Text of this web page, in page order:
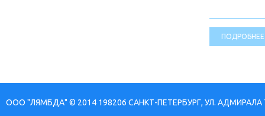
ПОДРОБНЕЕ
ООО "ЛЯМБДА" © 2014 198206 САНКТ-ПЕТЕРБУРГ, УЛ. АДМИРАЛА